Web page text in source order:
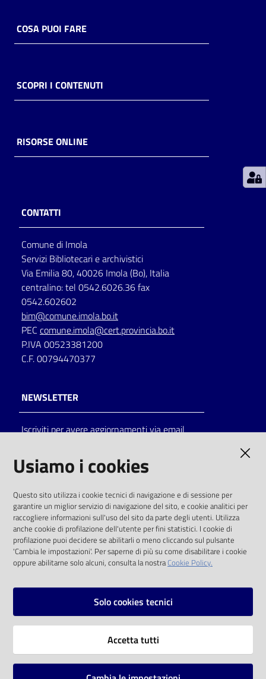
Archivio
Decentrate
lettura
Seguici
su
Catalogo
Eventi
Chiedi al
bibliotecario
Avvisi
COSA PUOI FARE
SCOPRI I CONTENUTI
RISORSE ONLINE
CONTATTI
Comune di Imola
Servizi Bibliotecari e archivistici
Via Emilia 80, 40026 Imola (Bo), Italia
centralino: tel 0542.6026.36 fax
0542.602602
bim@comune.imola.bo.it
PEC comune.imola@cert.provincia.bo.it
P.IVA 00523381200
C.F. 00794470377
NEWSLETTER
Iscriviti per avere aggiornamenti via email
solo alle condizioni previste dalla direttiva
comunitaria 2003/98/CE e dal d.lgs. 36/2006
SOCIAL
Instagram
Vai alla pagina
Usiamo i cookies
Questo sito utilizza i cookie tecnici di navigazione e di sessione per
garantire un miglior servizio di navigazione del sito, e cookie analitici per
raccogliere informazioni sull'uso del sito da parte degli utenti. Utilizza
anche cookie di profilazione dell'utente per fini statistici. I cookie di
profilazione puoi decidere se abilitarli o meno cliccando sul pulsante
'Cambia le impostazioni'. Per saperne di più su come disabilitare i cookie
oppure abilitarne solo alcuni, consulta la nostraCookie Policy.
Solo cookies tecnici
Accetta tutti